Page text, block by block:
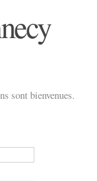
sont bienvenues.